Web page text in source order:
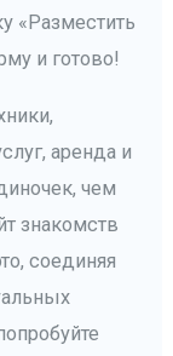
«Разместить
и готово!
аренда и
чем
знакомств
соединяя